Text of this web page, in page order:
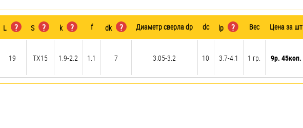
L ? S ? k ? f dk ? Диаметр сверла dp dc lp ? Вес Цена за шт
19 TX15 1.9-2.2 1.1 7 3.05-3.2 10 3.7-4.1 1 гр. 9р. 45коп.